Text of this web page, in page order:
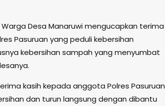
Desa Manaruwi mengucapkan terima
Pasuruan yang peduli kebersihan
kebersihan sampah yang menyumbat
kasih kepada anggota Polres Pasuruan
dan turun langsung dengan dibantu